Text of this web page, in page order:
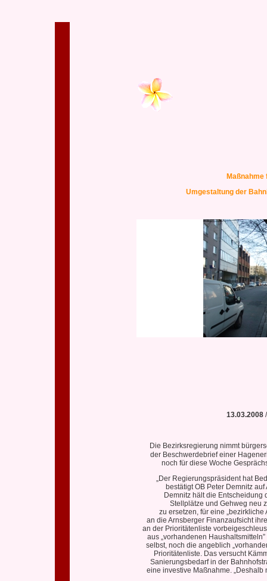
Umgestaltung der
13.03.2008
Die Bezirksregierung nimmt
der Beschwerdebrief einer
noch für diese Woche
„Der Regierungspräsident hat
bestätigt OB Peter Demnitz
Demnitz hält die Entscheidung
Stellplätze und Gehweg neu
zu ersetzen, für eine
an die Arnsberger Finanzaufsicht
an der Prioritätenliste
aus „vorhandenen
selbst, noch die angeblich
Prioritätenliste. Das versucht
Sanierungsbedarf in der
eine investive Maßnahme. „Deshalb